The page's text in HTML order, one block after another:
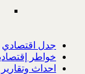
جدل اقتصادي
خواطر
احداث